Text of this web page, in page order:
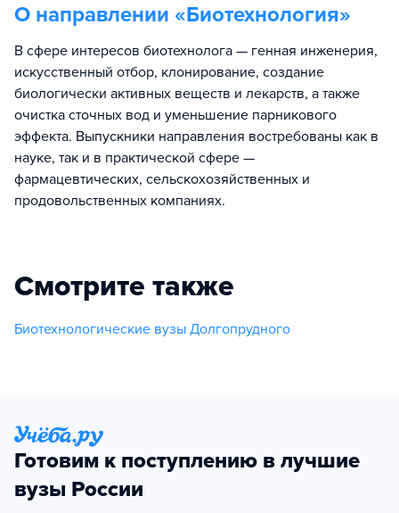
О направлении «Биотехнология»
В сфере интересов биотехнолога — генная инженерия,
искусственный отбор, клонирование, создание
биологически активных веществ и лекарств, а также
очистка сточных вод и уменьшение парникового
эффекта. Выпускники направления востребованы как в
науке, так и в практической сфере —
фармацевтических, сельскохозяйственных и
продовольственных компаниях.
Смотрите также
Биотехнологические вузы Долгопрудного
Готовим к поступлению в лучшие
вузы России